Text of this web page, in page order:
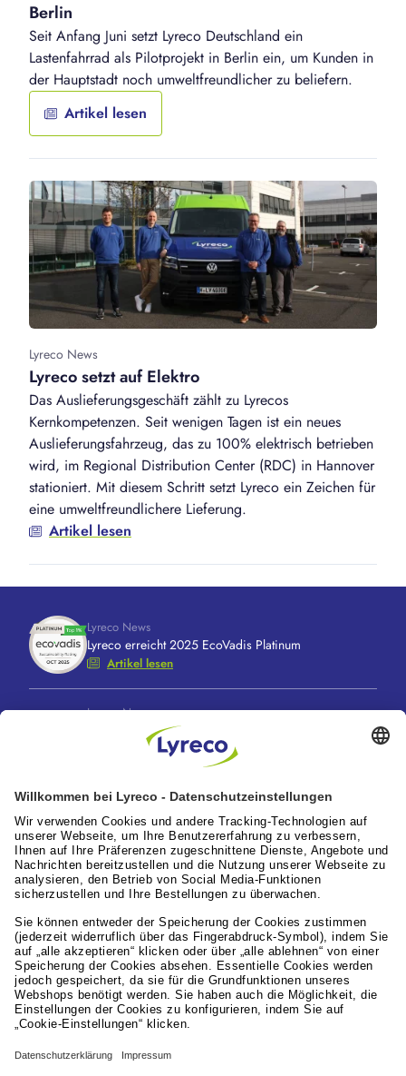
Berlin
Seit Anfang Juni setzt Lyreco Deutschland ein
Lastenfahrrad als Pilotprojekt in Berlin ein, um Kunden in
der Hauptstadt noch umweltfreundlicher zu beliefern.
Artikel lesen
Lyreco News
Lyreco setzt auf Elektro
Das Auslieferungsgeschäft zählt zu Lyrecos
Kernkompetenzen. Seit wenigen Tagen ist ein neues
Auslieferungsfahrzeug, das zu 100% elektrisch betrieben
wird, im Regional Distribution Center (RDC) in Hannover
stationiert. Mit diesem Schritt setzt Lyreco ein Zeichen für
eine umweltfreundlichere Lieferung.
Artikel lesen
Lyreco News
Lyreco erreicht 2025 EcoVadis Platinum
Artikel lesen
Lyreco News
Lyreco feiert 100 Jahre “A Great Working Day.
Delivered."
Lyreco News
Lyreco Partner Convention 2026: Zentraler
Branchentreff mit Zukunftskraft
Artikel lesen
Leistungen für die Arbeitswelt
Lyreco Deutschland